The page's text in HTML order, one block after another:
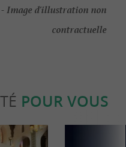
Image d'illustration non
contractuelle
POUR VOUS